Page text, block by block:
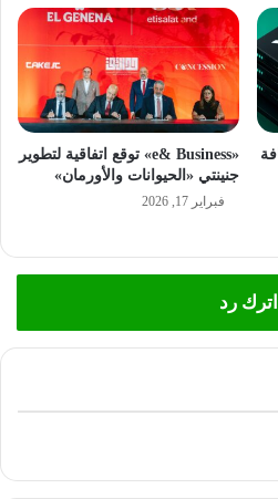
«e& Business» توقع اتفاقية لتطوير
جنينتي «الحيوانات والأورمان»
فبراير 17, 2026
اترك رد